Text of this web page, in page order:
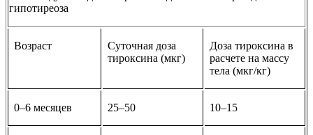
гипотиреоза
Возраст
Суточная доза
тироксина (мкг)
Доза тироксина в
расчете на массу
тела (мкг/кг)
0–6 месяцев 25–50 10–15